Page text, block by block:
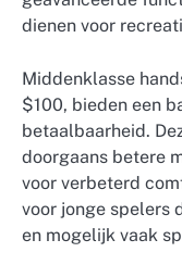
dienen voor
Middenklasse
$100, bieden een
betaalbaarheid.
doorgaans betere
voor verbeterd
voor jonge spelers
en mogelijk vaak